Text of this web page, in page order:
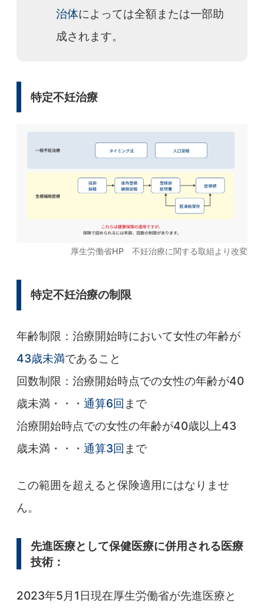
治体によっては全額または一部助
成されます。
特定不妊治療
厚生労働省HP 不妊治療に関する取組より改変
特定不妊治療の制限
年齢制限：治療開始時において女性の年齢が
43歳未満であること
回数制限：治療開始時点での女性の年齢が40
歳未満・・・通算6回 まで
治療開始時点での女性の年齢が40歳以上43
歳未満・・・通算3回 まで
この範囲を超えると保険適用にはなりませ
ん。
先進医療として保健医療に併用される医療
技術：
2023年5月1日現在厚生労働省が先進医療と